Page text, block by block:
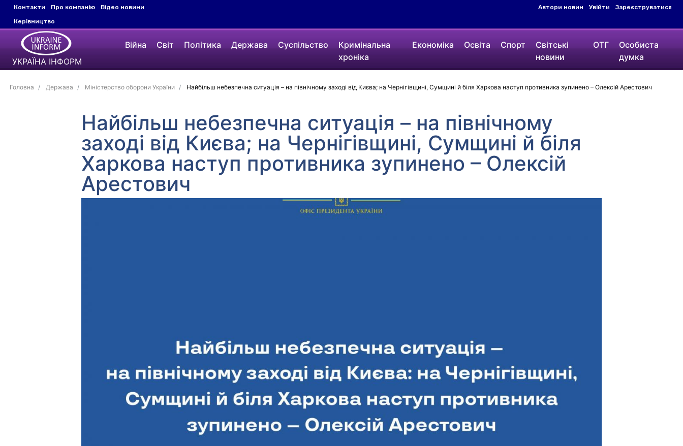
Контакти Про компанію
Відео новини
Керівництво
Автори новин Увійти Зареєструватися
УКРАЇНА ІНФОРМ
Війна Світ Політика Держава Суспільство
Кримінальна
хроніка
Економіка Освіта Спорт
Світські
новини
ОТГ
Особиста
думка
Головна Держава Міністерство оборони України Найбільш небезпечна ситуація – на північному заході від Києва; на Чернігівщині, Сумщині й біля Харкова наступ противника зупинено – Олексій Арестович
Найбільш небезпечна ситуація – на північному
заході від Києва; на Чернігівщині, Сумщині й біля
Харкова наступ противника зупинено – Олексій
Арестович